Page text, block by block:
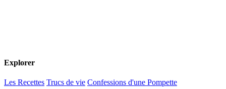
Explorer
Les Recettes Trucs de vie Confessions d'une Pompette